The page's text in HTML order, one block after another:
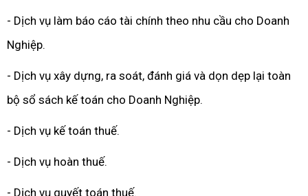
- Dịch vụ làm báo cáo tài chính theo nhu cầu cho Doanh
Nghiệp.
- Dịch vụ xây dựng, ra soát, đánh giá và dọn dẹp lại toàn
bộ sổ sách kế toán cho Doanh Nghiệp.
- Dịch vụ kế toán thuế.
- Dịch vụ hoàn thuế.
- Dịch vụ quyết toán thuế.